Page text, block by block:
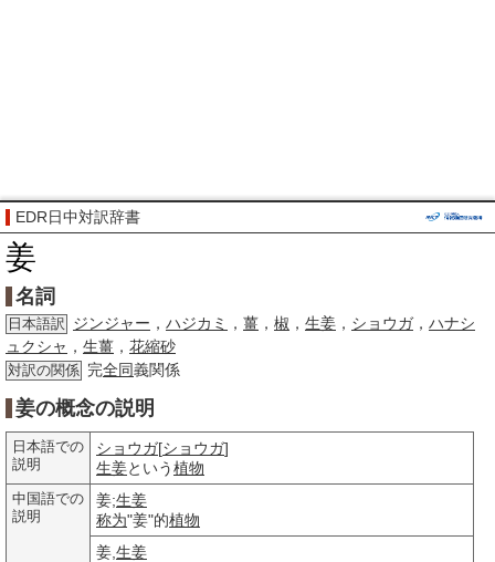
EDR日中対訳辞書
姜
名詞
日本語訳 ジンジャー ， ハジカミ ， 薑 ， 椒 ， 生姜 ， ショウガ， ハナシ
ュクシャ ， 生薑 ， 花縮砂
対訳の関係 完全同義関係
姜の概念の説明
日本語での
説明
ショウガ[ショウガ]
生姜という植物
中国語での
説明
姜;生姜
称为"姜"的植物
姜, 生姜